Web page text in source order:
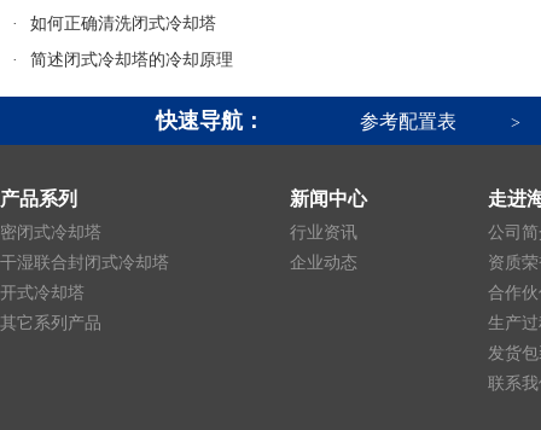
·
如何正确清洗闭式冷却塔
·
简述闭式冷却塔的冷却原理
快速导航： 参考配置表 >
产品系列
密闭式冷却塔
干湿联合封闭式冷却塔
开式冷却塔
其它系列产品
新闻中心
行业资讯
企业动态
走进
公司
资质
合作
生产
发货
联系